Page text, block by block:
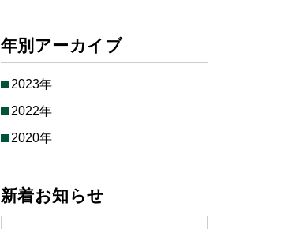
年別アーカイブ
2023年
2022年
2020年
新着お知らせ